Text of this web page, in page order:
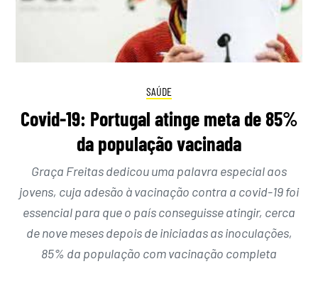
SAÚDE
Covid-19: Portugal atinge meta de 85%
da população vacinada
Graça Freitas dedicou uma palavra especial aos
jovens, cuja adesão à vacinação contra a covid-19 foi
essencial para que o país conseguisse atingir, cerca
de nove meses depois de iniciadas as inoculações,
85% da população com vacinação completa